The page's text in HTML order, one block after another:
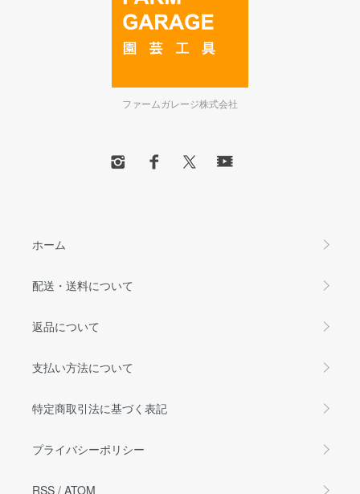
ファームガレージ株式会社
ホーム
配送・送料について
返品について
支払い方法について
特定商取引法に基づく表記
プライバシーポリシー
RSS / ATOM